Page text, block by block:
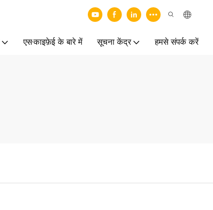
एस·काइफ़ेई के बारे में सूचना केंद्र हमसे संपर्क करें